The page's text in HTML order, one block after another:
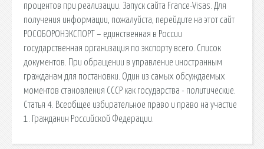
процентов при реализации. Запуск сайта France-Visas. Для
получения информации, пожалуйста, перейдите на этот сайт
РОСОБОРОНЭКСПОРТ – единственная в России
государственная организация по экспорту всего. Список
документов. При обращении в управление иностранным
гражданам для постановки. Один из самых обсуждаемых
моментов становления СССР как государства - политические.
Статья 4. Всеобщее избирательное право и право на участие
1. Гражданин Российской Федерации.